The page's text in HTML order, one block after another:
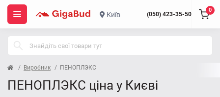
Київ (050) 423-35-50
0
Виробник ПЕНОПЛЭКС
ПЕНОПЛЭКС ціна у Києві